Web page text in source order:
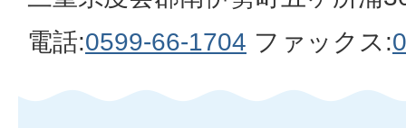
電話:0599-66-1704 ファックス: